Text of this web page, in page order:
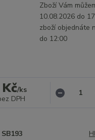
Zboží Vám
10.08.2026 do
zboží objednáte
do 12:00
/ks
DPH
SB193